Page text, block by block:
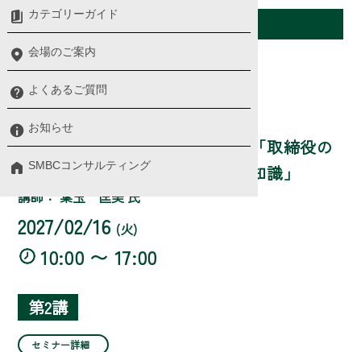
カテゴリーガイド
会場のご案内
よくあるご質問
お知らせ
SMBCコンサルティング
開催日（東京会場）
第1講
新任取締役・執行役員セミナー「取締役の
責任とコンプライアンス・法律知識」
講師： 葉玉 匡美 氏
2027/02/16 (火)
10:00 〜 17:00
第2講
セミナー詳細